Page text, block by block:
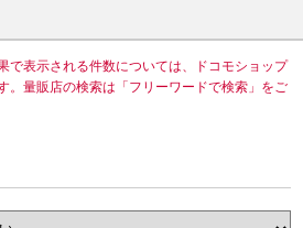
で表示される件数については、ドコモショップ
。量販店の検索は「フリーワードで検索」をご